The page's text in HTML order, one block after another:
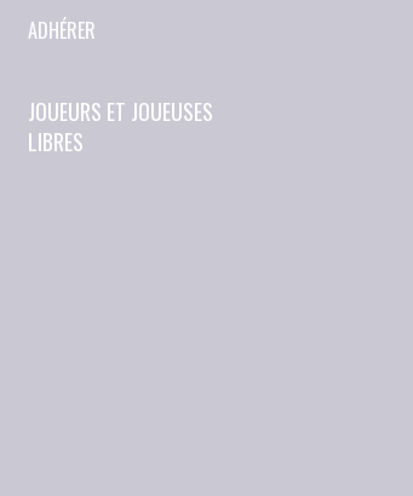
ADHÉRER
JOUEURS ET JOUEUSES
LIBRES